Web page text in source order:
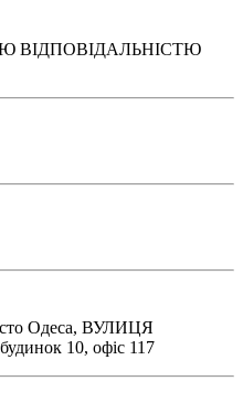
ВІДПОВІДАЛЬНІСТЮ
Одеса, ВУЛИЦЯ
10, офіс 117